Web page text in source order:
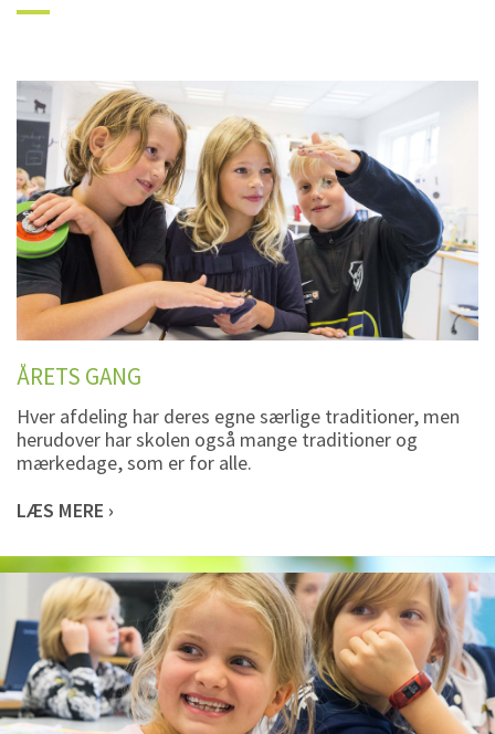
ÅRETS GANG
Hver afdeling har deres egne særlige traditioner, men
herudover har skolen også mange traditioner og
mærkedage, som er for alle.
LÆS MERE ›